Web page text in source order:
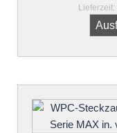
Lieferzeit: